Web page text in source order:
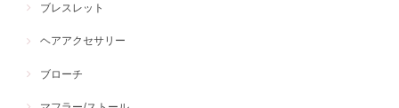
ブレスレット
ヘアアクセサリー
ブローチ